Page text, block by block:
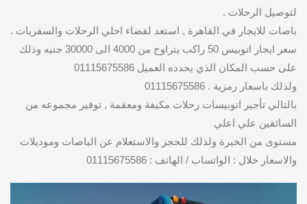
لتوصيل الرحلات .
باصات للايجار في القاهرة , استعد لقضاء احلي الرحلات والسفريات .
سعر ايجار اتوبيس 50 راكب يتراوح من 4000 الى 30000 جنيه وذلك
على حسب المكان الذي يحدده العميل 01115675586
ولذلك باسعار رمزية . 01115675586
بالتالي تأجير اتوبيسات رحلات مكيفة ومعقمة , توفير مجموعه من
السائقين علي اعلي
مستوى من الخبرة ولذلك للحجز والاستعلام عن الباصات وموديلات
والاسعار خلال : الواتساب / الهاتف : 01115675586